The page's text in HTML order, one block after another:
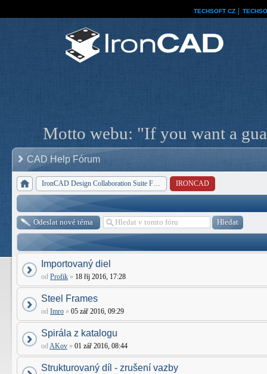
TECHSOFT CZ
Motto webu: "If you want a
CAD Help Fórum
IronCAD Design Collaboration Suite Forum IRONCAD
Odeslat nové téma
Importovaný diel
od Profik » 18 říj 2016, 17:28
Steel Frames
od Imro » 05 zář 2016, 09:29
Spirála z katalogu
odAKov » 01 zář 2016, 08:44
Strukturovaný díl - zrušení vazby